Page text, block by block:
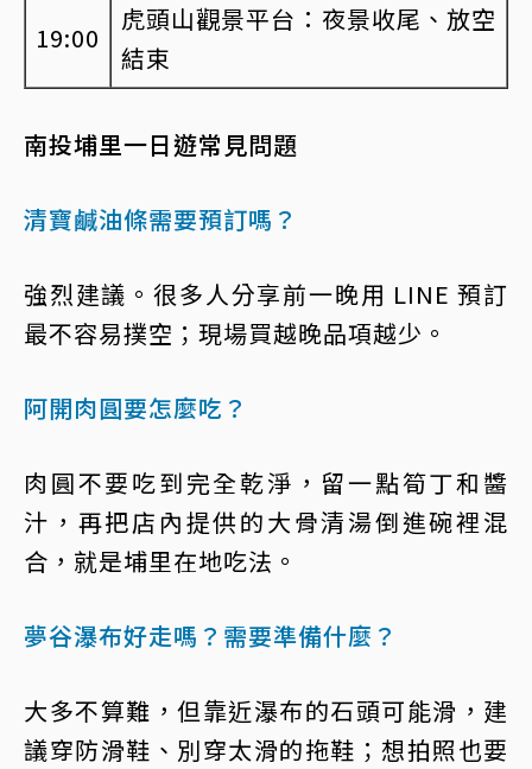
19:00
虎頭山觀景平台：夜景收尾、放空
結束
南投埔里一日遊常見問題
清寶鹹油條需要預訂嗎？
強烈建議。很多人分享前一晚用 LINE 預訂
最不容易撲空；現場買越晚品項越少。
阿開肉圓要怎麼吃？
肉圓不要吃到完全乾淨，留一點筍丁和醬
汁，再把店內提供的大骨清湯倒進碗裡混
合，就是埔里在地吃法。
夢谷瀑布好走嗎？需要準備什麼？
大多不算難，但靠近瀑布的石頭可能滑，建
議穿防滑鞋、別穿太滑的拖鞋；想拍照也要